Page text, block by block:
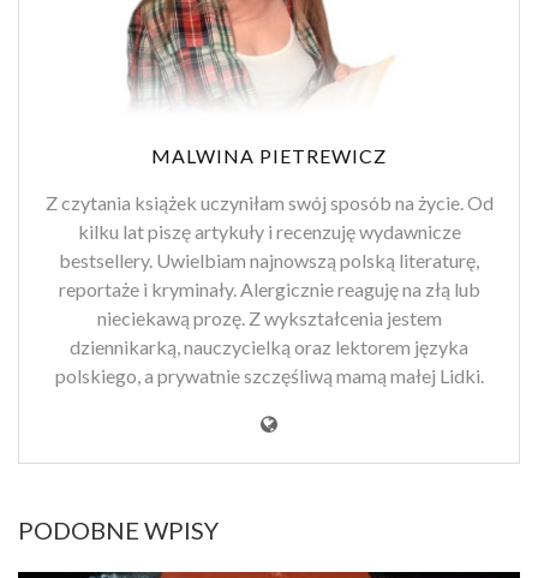
MALWINA PIETREWICZ
Z czytania książek uczyniłam swój sposób na życie. Od
kilku lat piszę artykuły i recenzuję wydawnicze
bestsellery. Uwielbiam najnowszą polską literaturę,
reportaże i kryminały. Alergicznie reaguję na złą lub
nieciekawą prozę. Z wykształcenia jestem
dziennikarką, nauczycielką oraz lektorem języka
polskiego, a prywatnie szczęśliwą mamą małej Lidki.
PODOBNE WPISY